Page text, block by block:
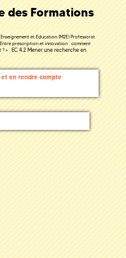
des Formations
et Education (M2E) Professorat
Entre prescription et innovation : comment
?
EC 4.2 Mener une recherche en
et en rendre compte